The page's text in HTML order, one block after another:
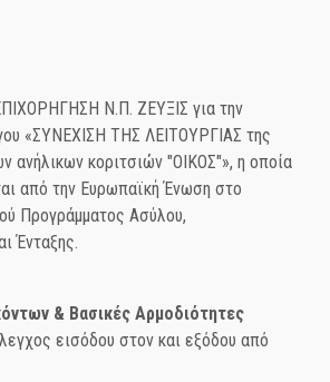
Ν.Π. ΖΕΥΞΙΣ για την
«ΣΥΝΕΧΙΣΗ ΤΗΣ ΛΕΙΤΟΥΡΓΙΑΣ της
ανήλικων κοριτσιών "ΟΙΚΟΣ"», η οποία
από την Ευρωπαϊκή Ένωση στο
Προγράμματος Ασύλου,
Ένταξης.
& Βασικές Αρμοδιότητες
εισόδου στον και εξόδου από